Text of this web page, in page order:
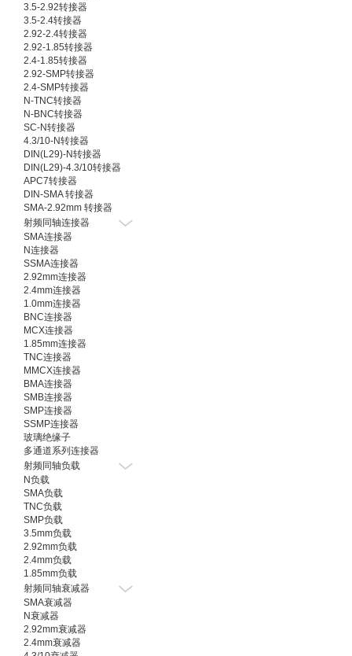
3.5-2.92转接器
3.5-2.4转接器
2.92-2.4转接器
2.92-1.85转接器
2.4-1.85转接器
2.92-SMP转接器
2.4-SMP转接器
N-TNC转接器
N-BNC转接器
SC-N转接器
4.3/10-N转接器
DIN(L29)-N转接器
DIN(L29)-4.3/10转接器
APC7转接器
DIN-SMA 转接器
SMA-2.92mm 转接器
射频同轴连接器
SMA连接器
N连接器
SSMA连接器
2.92mm连接器
2.4mm连接器
1.0mm连接器
BNC连接器
MCX连接器
1.85mm连接器
TNC连接器
MMCX连接器
BMA连接器
SMB连接器
SMP连接器
SSMP连接器
玻璃绝缘子
多通道系列连接器
射频同轴负载
N负载
SMA负载
TNC负载
SMP负载
3.5mm负载
2.92mm负载
2.4mm负载
1.85mm负载
射频同轴衰减器
SMA衰减器
N衰减器
2.92mm衰减器
2.4mm衰减器